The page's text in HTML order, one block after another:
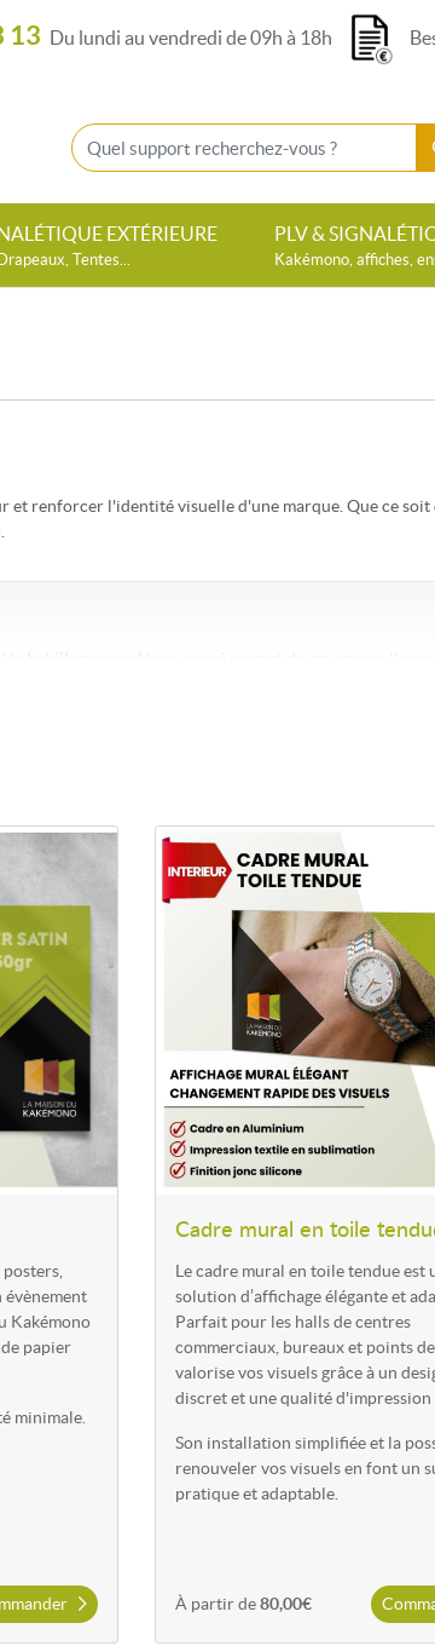
13 Du lundi au vendredi de 09h à 18h
EXTÉRIEURE
Tentes...
PLV &
Kakémono, affiches,
renforcer l'identité visuelle d'une marque. Que ce soit
idéal pour
identité.
Affiches & posters
affiches et posters personnalisés
décorer un espace intérieur. Ils
espaces événementiels.
papier peint personnalisé
Il est particulièrement apprécié
espaces corporate.
à aménager.
Kakémono
papier
minimale.
Cadre mural en toile
Le cadre mural en toile tendue est
solution d’affichage élégante et
Parfait pour les halls de centres
commerciaux, bureaux et points
valorise vos visuels grâce à un
discret et une qualité d'impression
Son installation simplifiée et la
renouveler vos visuels en font un
pratique et adaptable.
À partir de80,00€
Commander Cadre mural en toile